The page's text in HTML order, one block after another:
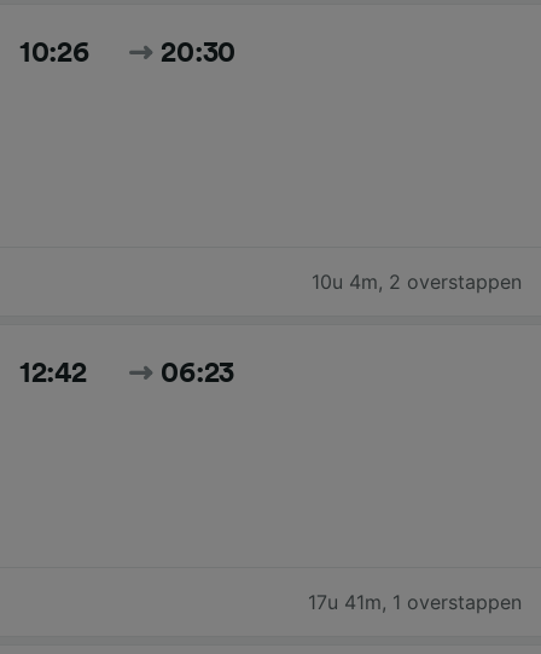
10:26 20:30
10u 4m, 2 overstappen
12:42 06:23
17u 41m, 1 overstappen